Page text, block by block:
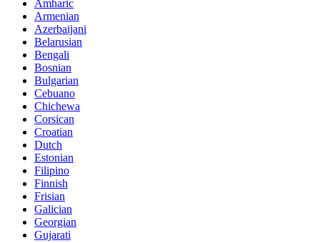
Amharic
Armenian
Azerbaijani
Belarusian
Bengali
Bosnian
Bulgarian
Cebuano
Chichewa
Corsican
Croatian
Dutch
Estonian
Filipino
Finnish
Frisian
Galician
Georgian
Gujarati